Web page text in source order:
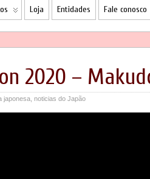
Loja Entidades Fale conosco
2020 –
japonesa noticias do Japão